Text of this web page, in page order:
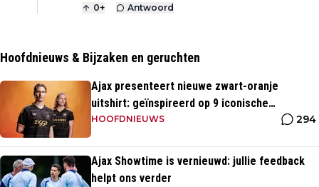
0+ Antwoord
Hoofdnieuws & Bijzaken en geruchten
Ajax presenteert nieuwe zwart-oranje
uitshirt: geïnspireerd op 9 iconische
momenten uit clubhistorie
HOOFDNIEUWS 294
Ajax Showtime is vernieuwd: jullie feedback
helpt ons verder